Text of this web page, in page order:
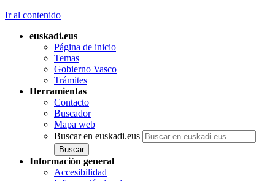
Ir al contenido
euskadi.eus
Página de inicio
Temas
Gobierno Vasco
Trámites
Herramientas
Contacto
Buscador
Mapa web
Buscar en euskadi.eus
Información general
Accesibilidad